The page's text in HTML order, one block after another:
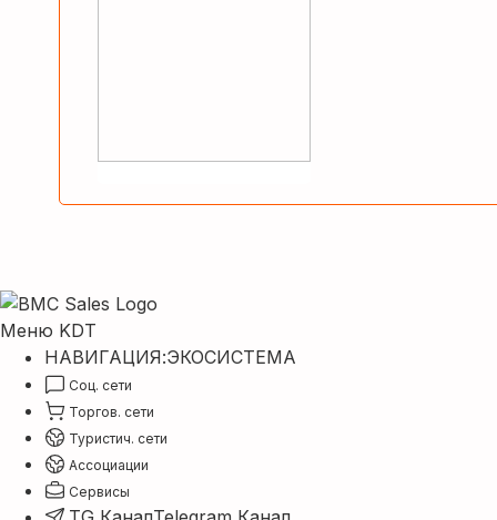
Меню KDT
НАВИГАЦИЯ:ЭКОСИСТЕМА
Соц. сети
Торгов. сети
Туристич. сети
Ассоциации
Сервисы